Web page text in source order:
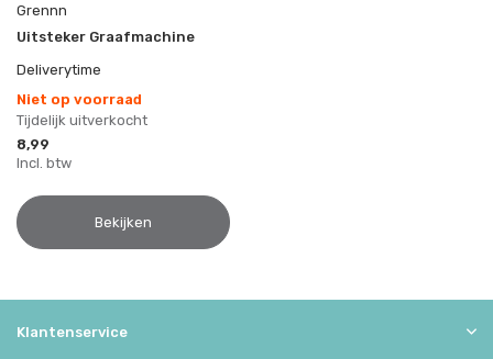
Grennn
Uitsteker Graafmachine
Deliverytime
Niet op voorraad
Tijdelijk uitverkocht
8,99
Incl. btw
Bekijken
Klantenservice